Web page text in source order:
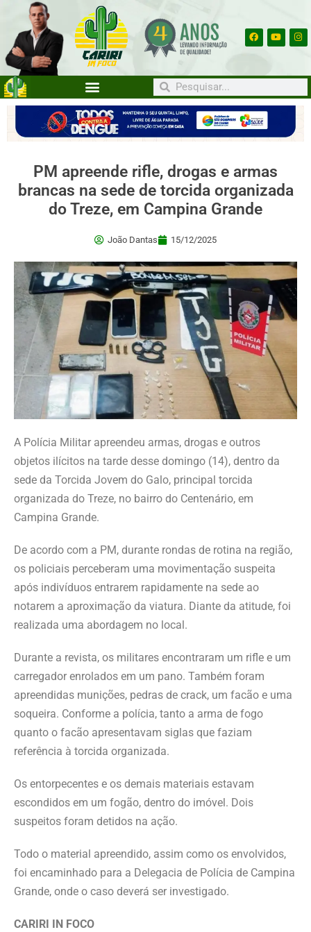
PM apreende rifle, drogas e armas
brancas na sede de torcida organizada
do Treze, em Campina Grande
João Dantas 15/12/2025
A Polícia Militar apreendeu armas, drogas e outros
objetos ilícitos na tarde desse domingo (14), dentro da
sede da Torcida Jovem do Galo, principal torcida
organizada do Treze, no bairro do Centenário, em
Campina Grande.
De acordo com a PM, durante rondas de rotina na região,
os policiais perceberam uma movimentação suspeita
após indivíduos entrarem rapidamente na sede ao
notarem a aproximação da viatura. Diante da atitude, foi
realizada uma abordagem no local.
Durante a revista, os militares encontraram um rifle e um
carregador enrolados em um pano. Também foram
apreendidas munições, pedras de crack, um facão e uma
soqueira. Conforme a polícia, tanto a arma de fogo
quanto o facão apresentavam siglas que faziam
referência à torcida organizada.
Os entorpecentes e os demais materiais estavam
escondidos em um fogão, dentro do imóvel. Dois
suspeitos foram detidos na ação.
Todo o material apreendido, assim como os envolvidos,
foi encaminhado para a Delegacia de Polícia de Campina
Grande, onde o caso deverá ser investigado.
CARIRI IN FOCO